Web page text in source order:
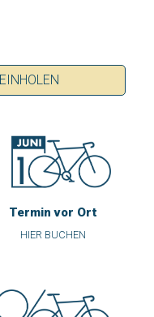
Termin vor Ort
HIER BUCHEN